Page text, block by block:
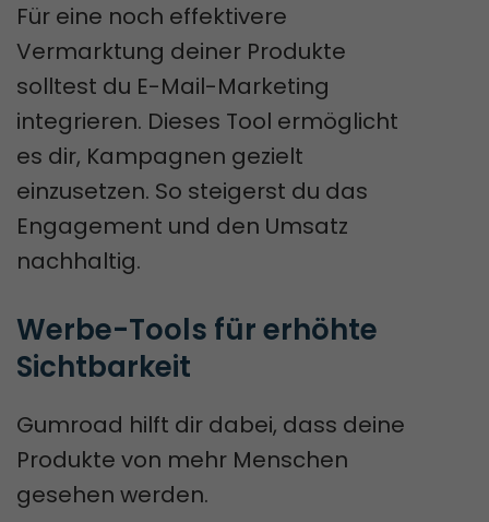
Für eine noch effektivere
Vermarktung deiner Produkte
solltest du E-Mail-Marketing
integrieren. Dieses Tool ermöglicht
es dir, Kampagnen gezielt
einzusetzen. So steigerst du das
Engagement und den Umsatz
nachhaltig.
Werbe-Tools für erhöhte
Sichtbarkeit
Gumroad hilft dir dabei, dass deine
Produkte von mehr Menschen
gesehen werden.